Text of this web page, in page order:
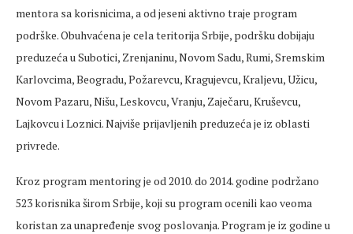
mentora sa korisnicima, a od jeseni aktivno traje program
podrške. Obuhvaćena je cela teritorija Srbije, podršku dobijaju
preduzeća u Subotici, Zrenjaninu, Novom Sadu, Rumi, Sremskim
Karlovcima, Beogradu, Požarevcu, Kragujevcu, Kraljevu, Užicu,
Novom Pazaru, Nišu, Leskovcu, Vranju, Zaječaru, Kruševcu,
Lajkovcu i Loznici. Najviše prijavljenih preduzeća je iz oblasti
privrede.
Kroz program mentoring je od 2010. do 2014. godine podržano
523 korisnika širom Srbije, koji su program ocenili kao veoma
koristan za unapređenje svog poslovanja. Program je iz godine u